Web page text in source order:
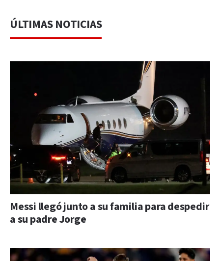
ÚLTIMAS NOTICIAS
Messi llegó junto a su familia para despedir
a su padre Jorge